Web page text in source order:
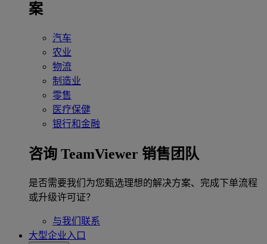
案
汽车
农业
物流
制造业
零售
医疗保健
银行和金融
咨询 TeamViewer 销售团队
是否需要我们为您甄选理想的解决方案、完成下单流程
或升级许可证？
与我们联系
大型企业入口